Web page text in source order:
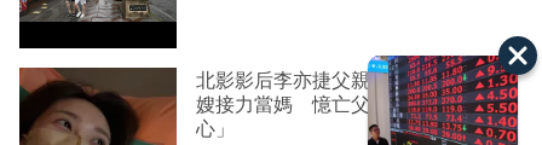
北影影后李亦捷父親節報喜懷孕！ 姑
嫂接力當媽 憶亡父「他一定很開
心」